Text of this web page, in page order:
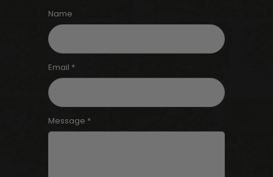
Name
Email *
Message *